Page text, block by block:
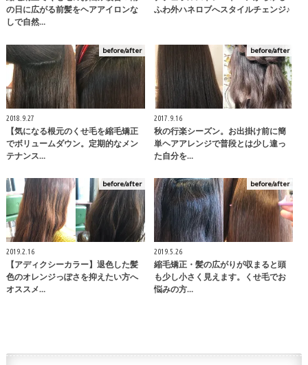
の日に広がる前髪をヘアアイロンな
しで自然…
ふわ外ハネロブへスタイルチェンジ♪
before/after
2018.9.27
【気になる根元のくせ毛を縮毛矯正
でボリュームダウン。定期的なメン
テナンス…
before/after
2017.9.16
秋の行楽シーズン。お出掛け前に簡
単ヘアアレンジで普段とは少し違っ
た自分を…
before/after
2019.2.16
【アディクシーカラー】退色した髪
色のオレンジっぽさを抑えたい方へ
オススメ…
before/after
2019.5.26
縮毛矯正・髪の広がりが収まると頭
も少し小さく見えます。くせ毛でお
悩みの方…